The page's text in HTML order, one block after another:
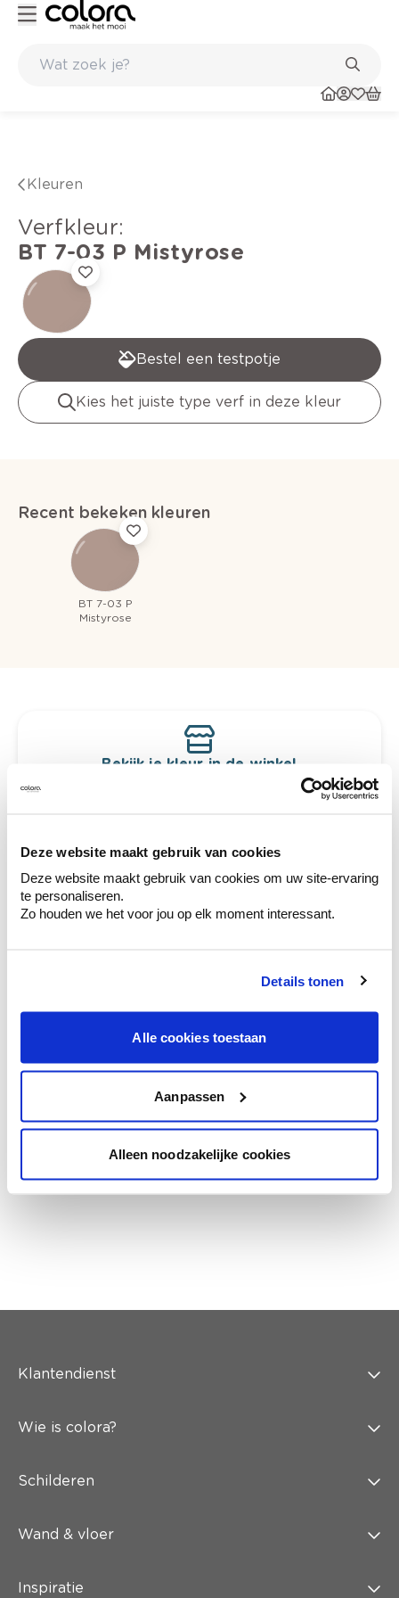
Deze website maakt gebruik van cookies
Deze website maakt gebruik van cookies om uw site-ervaring
te personaliseren.
Zo houden we het voor jou op elk moment interessant.
Details tonen
Alle cookies toestaan
Aanpassen
Alleen noodzakelijke cookies
Kleuren
verfkleur:
BT 7-03 P Mistyrose
Bestel een testpotje
Kies het juiste type verf in deze kleur
Recent bekeken kleuren
BT 7-03 P
Mistyrose
Bekijk je kleur in de winkel
Ontdek er kleurechte stalen van je
te verfijnen.
Krijg persoonlijk advies om kleuren te
combineren.
Krijg kleuradvies op basis van de lichtinval
en je meubels.
Krijg ineens een technologische check-up
Klantendienst
Wie is colora?
Schilderen
Wand & vloer
Inspiratie